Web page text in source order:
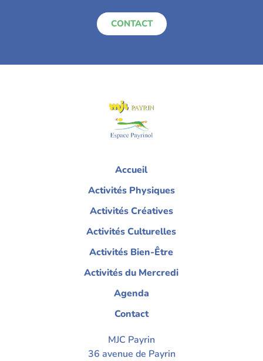
CONTACT
Accueil
Activités Physiques
Activités Créatives
Activités Culturelles
Activités Bien-Être
Activités du Mercredi
Agenda
Contact
MJC Payrin
36 avenue de Payrin